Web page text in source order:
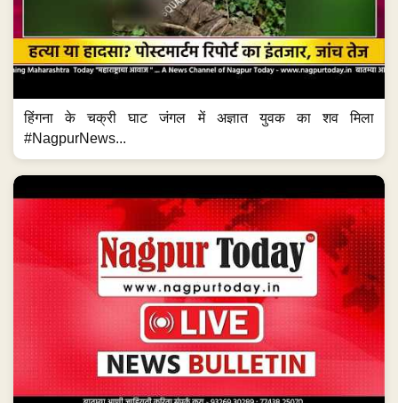
हिंगना के चक्री घाट जंगल में अज्ञात युवक का शव मिला
#NagpurNews...